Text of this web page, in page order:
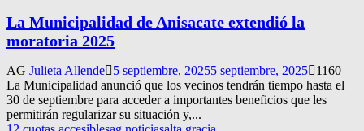
La Municipalidad de Anisacate extendió la
moratoria 2025
AG Julieta Allende 5 septiembre, 20255 septiembre, 2025
1160
La Municipalidad anunció que los vecinos tendrán tiempo hasta el
30 de septiembre para acceder a importantes beneficios que les
permitirán regularizar su situación y,...